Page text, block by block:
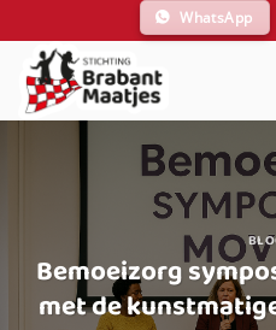
naar
inhoud
WhatsApp
Bemoeizorg
met de